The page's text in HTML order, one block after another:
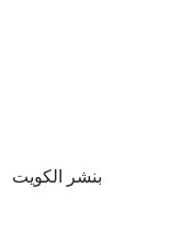
بنشر الكويت